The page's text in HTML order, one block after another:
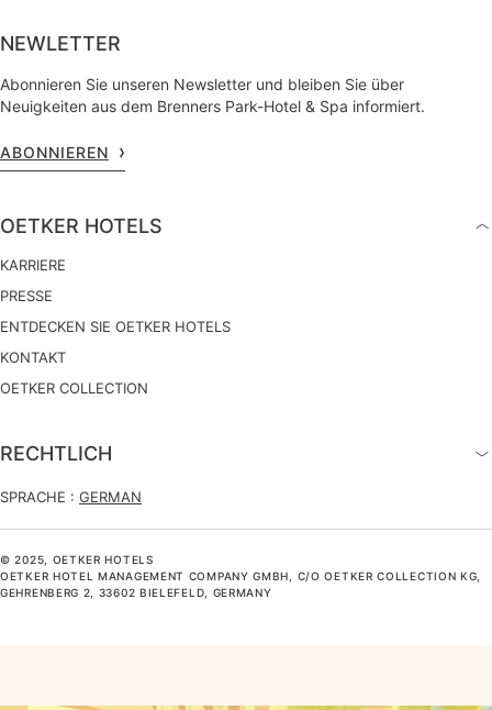
NEWLETTER
Abonnieren Sie unseren Newsletter und bleiben Sie über
Neuigkeiten aus dem Brenners Park-Hotel & Spa informiert.
ABONNIEREN
OETKER HOTELS
KARRIERE
PRESSE
ENTDECKEN SIE OETKER HOTELS
KONTAKT
OETKER COLLECTION
RECHTLICH
SPRACHE : GERMAN
© 2025, OETKER HOTELS
OETKER HOTEL MANAGEMENT COMPANY GMBH, C/O OETKER COLLECTION KG,
GEHRENBERG 2, 33602 BIELEFELD, GERMANY